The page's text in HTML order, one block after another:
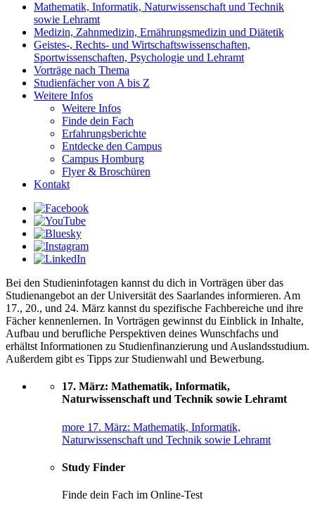
Mathematik, Informatik, Naturwissenschaft und Technik
sowie Lehramt
Medizin, Zahnmedizin, Ernährungsmedizin und Diätetik
Geistes-, Rechts- und Wirtschaftswissenschaften,
Sportwissenschaften, Psychologie und Lehramt
Vorträge nach Thema
Studienfächer von A bis Z
Weitere Infos
Weitere Infos
Finde dein Fach
Erfahrungsberichte
Entdecke den Campus
Campus Homburg
Flyer & Broschüren
Kontakt
Bei den Studieninfotagen kannst du dich in Vorträgen über das
Studienangebot an der Universität des Saarlandes informieren. Am
17., 20., und 24. März kannst du spezifische Fachbereiche und ihre
Fächer kennenlernen. In Vorträgen gewinnst du Einblick in Inhalte,
Aufbau und berufliche Perspektiven deines Wunschfachs und
erhältst Informationen zu Studienfinanzierung und Auslands­studium.
Außerdem gibt es Tipps zur Studienwahl und Bewerbung.
17. März: Mathematik, Informatik,
Naturwissenschaft und Technik sowie Lehramt
more 17. März: Mathematik, Informatik,
Naturwissenschaft und Technik sowie Lehramt
Study Finder
Finde dein Fach im Online-Test